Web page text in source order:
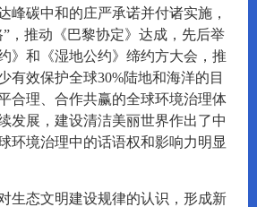
峰碳中和的庄严承诺并付诸实施，
，推动《巴黎协定》达成，先后举
》和《湿地公约》缔约方大会，推
有效保护全球30%陆地和海洋的目
合理、合作共赢的全球环境治理体
发展，建设清洁美丽世界作出了中
环境治理中的话语权和影响力明显
生态文明建设规律的认识，形成新